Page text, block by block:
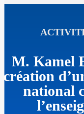
M. Kamel
création
national